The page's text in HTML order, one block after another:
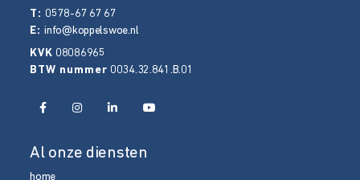
T: 0578-67 67 67
E:info@koppelswoe.nl
KVK 08086965
BTW nummer 0034.32.841.B.01
Al onze diensten
home